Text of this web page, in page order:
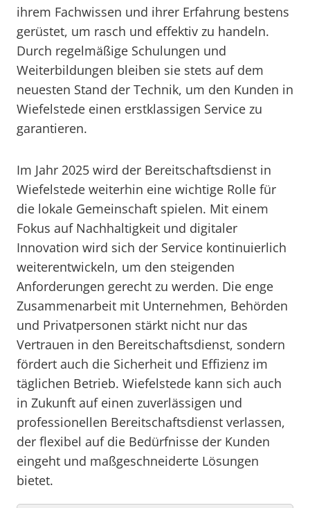
ihrem Fachwissen und ihrer Erfahrung bestens
gerüstet, um rasch und effektiv zu handeln.
Durch regelmäßige Schulungen und
Weiterbildungen bleiben sie stets auf dem
neuesten Stand der Technik, um den Kunden in
Wiefelstede einen erstklassigen Service zu
garantieren.
Im Jahr 2025 wird der Bereitschaftsdienst in
Wiefelstede weiterhin eine wichtige Rolle für
die lokale Gemeinschaft spielen. Mit einem
Fokus auf Nachhaltigkeit und digitaler
Innovation wird sich der Service kontinuierlich
weiterentwickeln, um den steigenden
Anforderungen gerecht zu werden. Die enge
Zusammenarbeit mit Unternehmen, Behörden
und Privatpersonen stärkt nicht nur das
Vertrauen in den Bereitschaftsdienst, sondern
fördert auch die Sicherheit und Effizienz im
täglichen Betrieb. Wiefelstede kann sich auch
in Zukunft auf einen zuverlässigen und
professionellen Bereitschaftsdienst verlassen,
der flexibel auf die Bedürfnisse der Kunden
eingeht und maßgeschneiderte Lösungen
bietet.